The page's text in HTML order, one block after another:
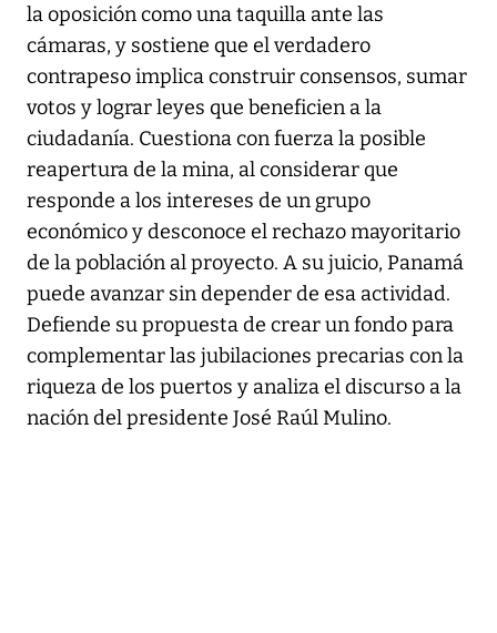
la oposición como una taquilla ante las
cámaras, y sostiene que el verdadero
contrapeso implica construir consensos, sumar
votos y lograr leyes que beneficien a la
ciudadanía. Cuestiona con fuerza la posible
reapertura de la mina, al considerar que
responde a los intereses de un grupo
económico y desconoce el rechazo mayoritario
de la población al proyecto. A su juicio, Panamá
puede avanzar sin depender de esa actividad.
Defiende su propuesta de crear un fondo para
complementar las jubilaciones precarias con la
riqueza de los puertos y analiza el discurso a la
nación del presidente José Raúl Mulino.